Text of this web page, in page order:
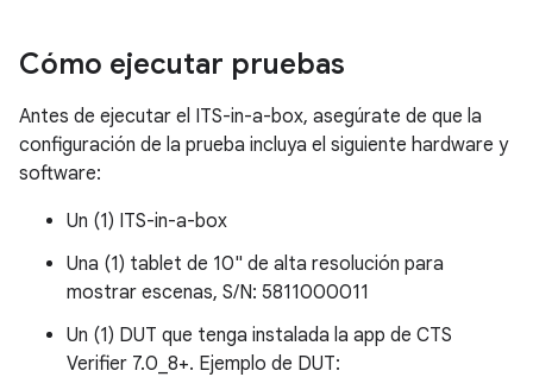
Cómo ejecutar pruebas
Antes de ejecutar el ITS-in-a-box, asegúrate de que la
configuración de la prueba incluya el siguiente hardware y
software:
Un (1) ITS-in-a-box
Una (1) tablet de 10" de alta resolución para
mostrar escenas, S/N: 5811000011
Un (1) DUT que tenga instalada la app de CTS
Verifier 7.0_8+. Ejemplo de DUT: